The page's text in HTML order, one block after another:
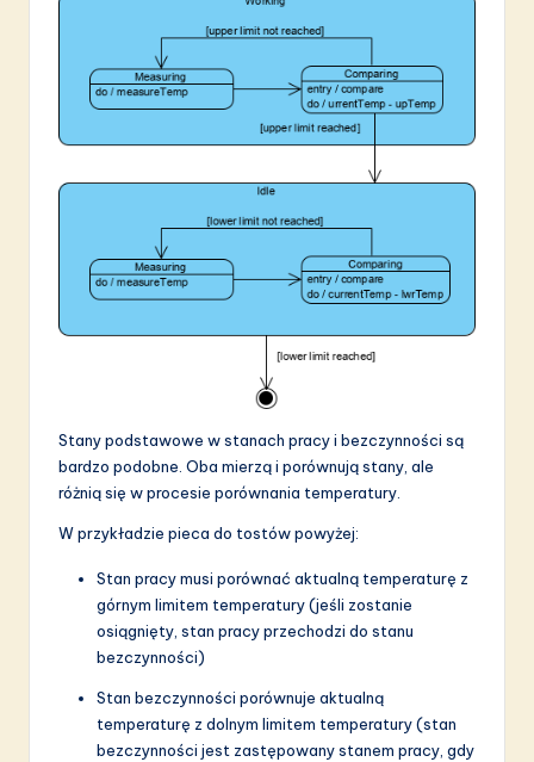
Stany podstawowe w stanach pracy i bezczynności są
bardzo podobne. Oba mierzą i porównują stany, ale
różnią się w procesie porównania temperatury.
W przykładzie pieca do tostów powyżej:
Stan pracy musi porównać aktualną temperaturę z
górnym limitem temperatury (jeśli zostanie
osiągnięty, stan pracy przechodzi do stanu
bezczynności)
Stan bezczynności porównuje aktualną
temperaturę z dolnym limitem temperatury (stan
bezczynności jest zastępowany stanem pracy, gdy